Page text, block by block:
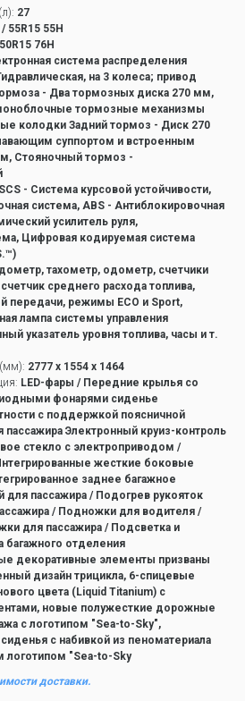
27
55R15 55H
76H
система распределения
на 3 колеса; привод
- Два тормозных диска 270 мм,
тормозные механизмы
колодки Задний тормоз - Диск 270
суппортом и встроенным
Стояночный тормоз -
SCS - Система курсовой устойчивости,
система, ABS - Антиблокировочная
усилитель руля,
Цифровая кодируемая система
тахометр, одометр, счетчики
среднего расхода топлива,
передачи, режимы ECO и Sport,
лампа системы управления
указатель уровня топлива, часы и т.
2777 x 1554 x 1464
LED-фары / Передние крылья со
фонарями сиденье
с поддержкой поясничной
пассажира Электронный круиз-контроль
стекло с электроприводом /
жесткие боковые
заднее багажное
для пассажира / Подогрев рукояток
/ Подножки для водителя /
для пассажира / Подсветка и
багажного отделения
декоративные элементы призваны
дизайн трицикла, 6-спицевые
цвета (Liquid Titanium) с
новые полужесткие дорожные
с логотипом "Sea-to-Sky",
с набивкой из пеноматериала
"Sea-to-Sky
доставки.